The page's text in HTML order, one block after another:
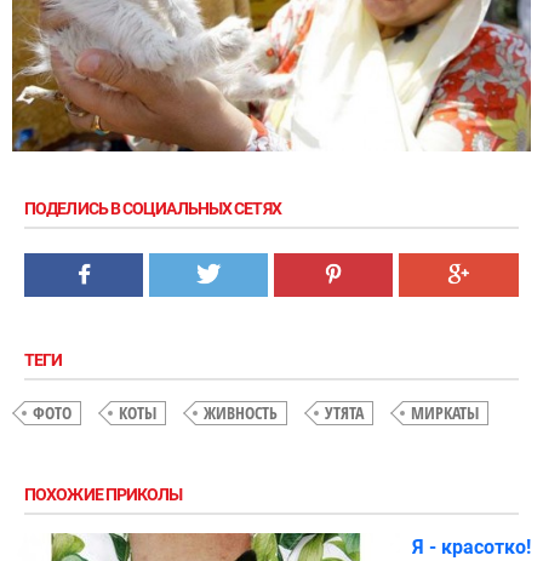
ПОДЕЛИСЬ В СОЦИАЛЬНЫХ СЕТЯХ
ТЕГИ
ФОТО КОТЫ ЖИВНОСТЬ УТЯТА МИРКАТЫ
ПОХОЖИЕ ПРИКОЛЫ
Я - красотко!